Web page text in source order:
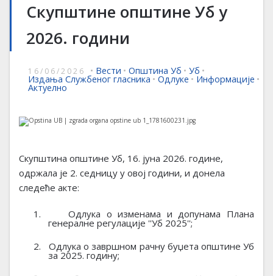
Скупштине општине Уб у
2026. години
16/06/2026 • Вести • Општина Уб • Уб •
Издања Службеног гласника • Одлуке • Информације •
Актуелно
Скупштина општине Уб, 16. јуна 2026. године,
одржала је 2. седницу у овој години, и донела
следеће акте:
1. Одлука о изменама и допунама Плана
генералне регулације ''Уб 2025'';
2.
Одлука о завршном рачну буџета општине Уб
за 2025. годину;